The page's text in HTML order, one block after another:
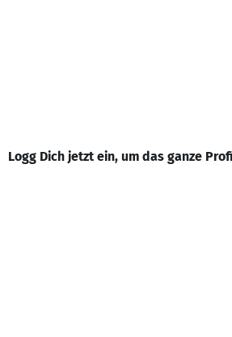
Logg Dich jetzt ein, um das ganze